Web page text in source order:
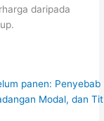
daripada
panen: Penyebab
Modal, dan